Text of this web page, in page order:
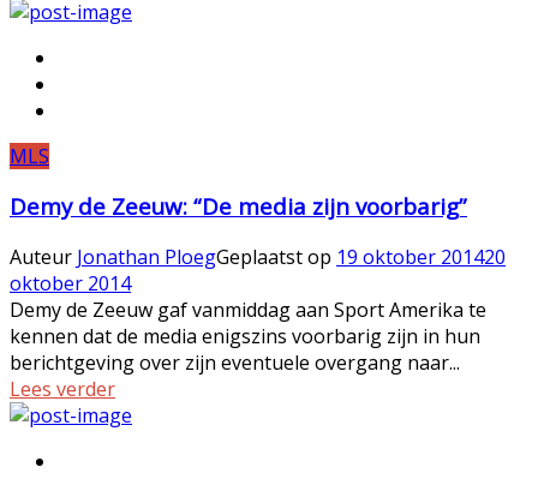
MLS
Demy de Zeeuw: “De media zijn voorbarig”
Auteur Jonathan PloegGeplaatst op 19 oktober 201420
oktober 2014
Demy de Zeeuw gaf vanmiddag aan Sport Amerika te
kennen dat de media enigszins voorbarig zijn in hun
berichtgeving over zijn eventuele overgang naar...
Lees verder